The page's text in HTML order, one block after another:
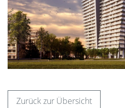
Zurück zur Übersicht